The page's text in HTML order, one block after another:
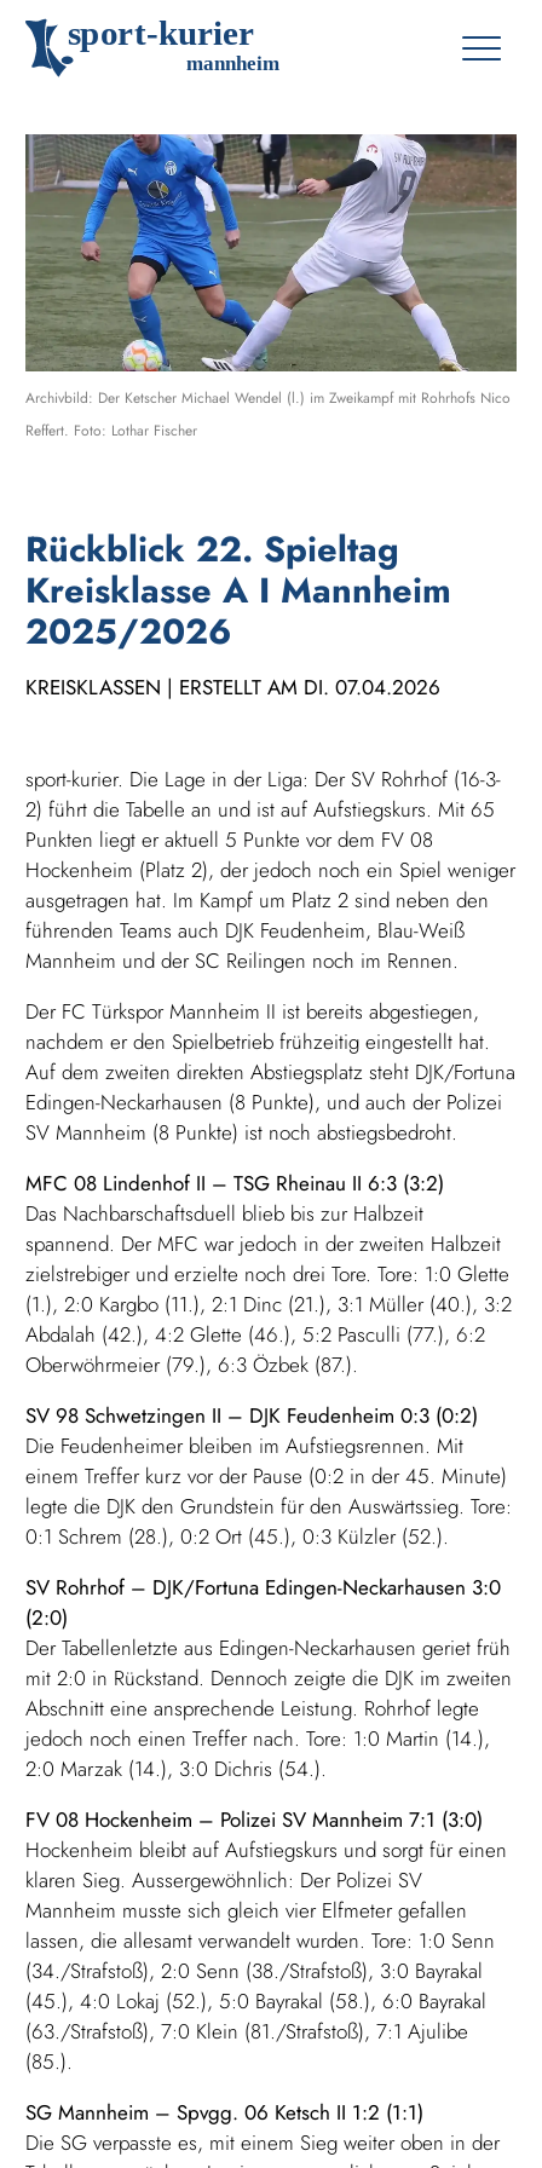
sport-kurier
mannheim
Archivbild: Der Ketscher Michael Wendel (l.) im Zweikampf mit Rohrhofs Nico
Reffert. Foto: Lothar Fischer
Rückblick 22. Spieltag
Kreisklasse A I Mannheim
2025/2026
KREISKLASSEN | ERSTELLT AM DI. 07.04.2026
sport-kurier. Die Lage in der Liga: Der SV Rohrhof (16-3-
2) führt die Tabelle an und ist auf Aufstiegskurs. Mit 65
Punkten liegt er aktuell 5 Punkte vor dem FV 08
Hockenheim (Platz 2), der jedoch noch ein Spiel weniger
ausgetragen hat. Im Kampf um Platz 2 sind neben den
führenden Teams auch DJK Feudenheim, Blau-Weiß
Mannheim und der SC Reilingen noch im Rennen.
Der FC Türkspor Mannheim II ist bereits abgestiegen,
nachdem er den Spielbetrieb frühzeitig eingestellt hat.
Auf dem zweiten direkten Abstiegsplatz steht DJK/Fortuna
Edingen-Neckarhausen (8 Punkte), und auch der Polizei
SV Mannheim (8 Punkte) ist noch abstiegsbedroht.
MFC 08 Lindenhof II – TSG Rheinau II 6:3 (3:2)
Das Nachbarschaftsduell blieb bis zur Halbzeit
spannend. Der MFC war jedoch in der zweiten Halbzeit
zielstrebiger und erzielte noch drei Tore. Tore: 1:0 Glette
(1.), 2:0 Kargbo (11.), 2:1 Dinc (21.), 3:1 Müller (40.), 3:2
Abdalah (42.), 4:2 Glette (46.), 5:2 Pasculli (77.), 6:2
Oberwöhrmeier (79.), 6:3 Özbek (87.).
SV 98 Schwetzingen II – DJK Feudenheim 0:3 (0:2)
Die Feudenheimer bleiben im Aufstiegsrennen. Mit
einem Treffer kurz vor der Pause (0:2 in der 45. Minute)
legte die DJK den Grundstein für den Auswärtssieg. Tore:
0:1 Schrem (28.), 0:2 Ort (45.), 0:3 Külzler (52.).
SV Rohrhof – DJK/Fortuna Edingen-Neckarhausen 3:0
(2:0)
Der Tabellenletzte aus Edingen-Neckarhausen geriet früh
mit 2:0 in Rückstand. Dennoch zeigte die DJK im zweiten
Abschnitt eine ansprechende Leistung. Rohrhof legte
jedoch noch einen Treffer nach. Tore: 1:0 Martin (14.),
2:0 Marzak (14.), 3:0 Dichris (54.).
FV 08 Hockenheim – Polizei SV Mannheim 7:1 (3:0)
Hockenheim bleibt auf Aufstiegskurs und sorgt für einen
klaren Sieg. Aussergewöhnlich: Der Polizei SV
Mannheim musste sich gleich vier Elfmeter gefallen
lassen, die allesamt verwandelt wurden. Tore: 1:0 Senn
(34./Strafstoß), 2:0 Senn (38./Strafstoß), 3:0 Bayrakal
(45.), 4:0 Lokaj (52.), 5:0 Bayrakal (58.), 6:0 Bayrakal
(63./Strafstoß), 7:0 Klein (81./Strafstoß), 7:1 Ajulibe
(85.).
SG Mannheim – Spvgg. 06 Ketsch II 1:2 (1:1)
Die SG verpasste es, mit einem Sieg weiter oben in der